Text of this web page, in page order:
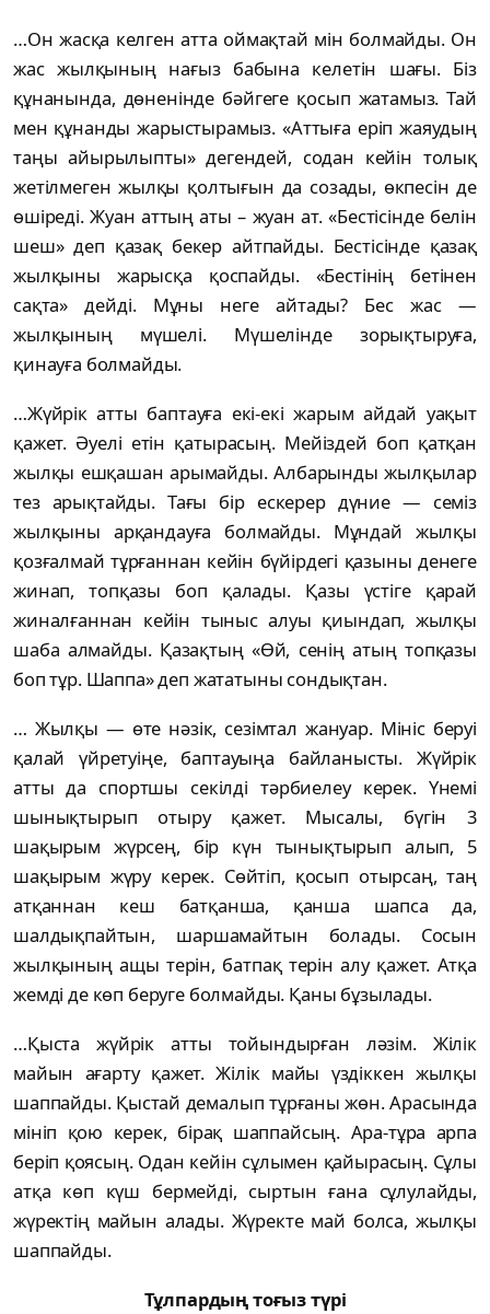
…Он жасқа келген атта оймақтай мін болмайды. Он
жас жылқының нағыз бабына келетін шағы. Біз
құнанында, дөненінде бәйгеге қосып жатамыз. Тай
мен құнанды жарыстырамыз. «Аттыға еріп жаяудың
таңы айырылыпты» дегендей, содан кейін толық
жетілмеген жылқы қолтығын да созады, өкпесін де
өшіреді. Жуан аттың аты – жуан ат. «Бестісінде белін
шеш» деп қазақ бекер айтпайды. Бестісінде қазақ
жылқыны жарысқа қоспайды. «Бестінің бетінен
сақта» дейді. Мұны неге айтады? Бес жас —
жылқының мүшелі. Мүшелінде зорықтыруға,
қинауға болмайды.
…Жүйрік атты баптауға екі-екі жарым айдай уақыт
қажет. Әуелі етін қатырасың. Мейіздей боп қатқан
жылқы ешқашан арымайды. Албарынды жылқылар
тез арықтайды. Тағы бір ескерер дүние — семіз
жылқыны арқандауға болмайды. Мұндай жылқы
қозғалмай тұрғаннан кейін бүйірдегі қазыны денеге
жинап, топқазы боп қалады. Қазы үстіге қарай
жиналғаннан кейін тыныс алуы қиындап, жылқы
шаба алмайды. Қазақтың «Өй, сенің атың топқазы
боп тұр. Шаппа» деп жататыны сондықтан.
… Жылқы — өте нәзік, сезімтал жануар. Мініс беруі
қалай үйретуіңе, баптауыңа байланысты. Жүйрік
атты да спортшы секілді тәрбиелеу керек. Үнемі
шынықтырып отыру қажет. Мысалы, бүгін 3
шақырым жүрсең, бір күн тынықтырып алып, 5
шақырым жүру керек. Сөйтіп, қосып отырсаң, таң
атқаннан кеш батқанша, қанша шапса да,
шалдықпайтын, шаршамайтын болады. Сосын
жылқының ащы терін, батпақ терін алу қажет. Атқа
жемді де көп беруге болмайды. Қаны бұзылады.
…Қыста жүйрік атты тойындырған ләзім. Жілік
майын ағарту қажет. Жілік майы үздіккен жылқы
шаппайды. Қыстай демалып тұрғаны жөн. Арасында
мініп қою керек, бірақ шаппайсың. Ара-тұра арпа
беріп қоясың. Одан кейін сұлымен қайырасың. Сұлы
атқа көп күш бермейді, сыртын ғана сұлулайды,
жүректің майын алады. Жүректе май болса, жылқы
шаппайды.
Тұлпардың тоғыз түрі